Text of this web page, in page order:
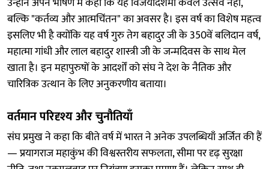
बल्कि "कर्तव्य और आत्मचिंतन" का अवसर है। इस वर्ष का विशेष महत्व
इसलिए भी है क्योंकि यह वर्ष गुरु तेग बहादुर जी के 350वें बलिदान वर्ष,
महात्मा गांधी और लाल बहादुर शास्त्री जी के जन्मदिवस के साथ मेल
खाता है। इन महापुरुषों के आदर्शों को संघ ने देश के नैतिक और
चारित्रिक उत्थान के लिए अनुकरणीय बताया।
वर्तमान परिदृश्य और चुनौतियाँ
संघ प्रमुख ने कहा कि बीते वर्ष में भारत ने अनेक उपलब्धियाँ अर्जित की हैं
— प्रयागराज महाकुंभ की विश्वस्तरीय सफलता, सीमा पर दृढ़ सुरक्षा